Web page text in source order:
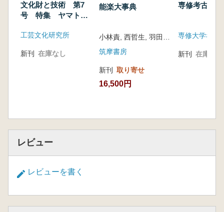
文化財と技術 第7
号 特集 ヤマト王
の繋がり
工芸文化研究所
新刊 在庫なし
能楽大事典
筑摩書房
新刊 取り寄せ
16,500円
専修考古学
専修大学考古
新刊 在庫なし
レビュー
レビューを書く